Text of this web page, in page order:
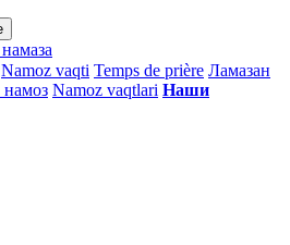
Namoz vaqti Temps de prière Ламазан
намоз Namoz vaqtlari Наши